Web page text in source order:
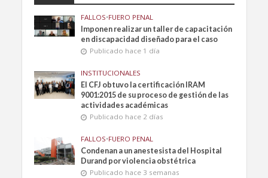
FALLOS•FUERO PENAL
Imponen realizar un taller de capacitación
en discapacidad diseñado para el caso
Publicado hace 1 día
INSTITUCIONALES
El CFJ obtuvo la certificación IRAM
9001:2015 de su proceso de gestión de las
actividades académicas
Publicado hace 2 días
FALLOS•FUERO PENAL
Condenan a un anestesista del Hospital
Durand por violencia obstétrica
Publicado hace 3 semanas